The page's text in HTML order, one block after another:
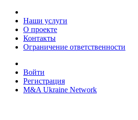
Наши услуги
О проекте
Контакты
Ограничение ответственности
Войти
Регистрация
M&A Ukraine Network